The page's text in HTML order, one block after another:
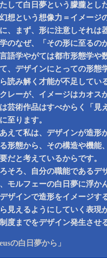
して白日夢という朦朧とし
想という想像力＝イメージ
、まず、形に注意しそれは
のなぜ、「その形に至るの
語学やがては都市形態学や
、デザインにとっての形態
読み解く才能が不足してい
レーが、イメージはカオス
芸術作品はすべからく「見
至ります。
えて私は、デザインが造形
形態から、その構造や機能
だと考えているからです。
そろ、自分の職能であるデ
モルフェーの白日夢に浮か
ザインで造形をイメージす
見えるようにしていく表現が
度までをデザイン発生させ
の白日夢から」